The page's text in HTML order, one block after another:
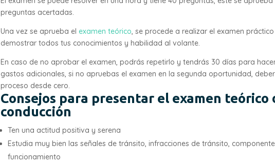
preguntas acertadas.
Una vez se aprueba el examen teórico, se procede a realizar el examen
demostrar todos tus conocimientos y habilidad al volante.
En caso de no aprobar el examen, podrás repetirlo y tendrás 30 días para
gastos adicionales, si no apruebas el examen en la segunda oportunidad,
proceso desde cero.
Consejos para presentar el examen teórico
conducción
Ten una actitud positiva y serena
Estudia muy bien las señales de tránsito, infracciones de tránsito,
funcionamiento